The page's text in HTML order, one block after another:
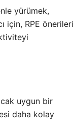
yürümek,
için, RPE önerileri
uygun bir
daha kolay